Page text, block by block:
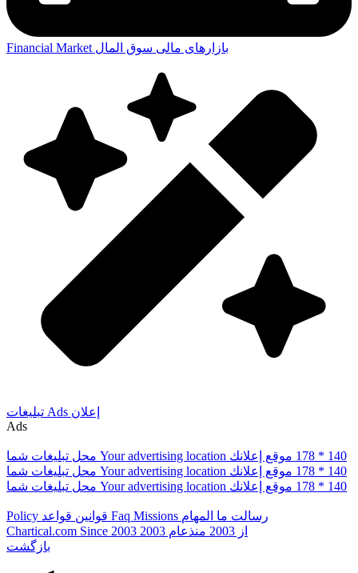
Financial Market بازارهای مالی سوق المال
تبلیغات Ads إعلان
Ads
محل تبلیغات شما Your advertising location موقع إعلانك 178 * 140
محل تبلیغات شما Your advertising location موقع إعلانك 178 * 140
محل تبلیغات شما Your advertising location موقع إعلانك 178 * 140
Policy قوانین قواعد Faq Missions رسالت ما المهام
Chartical.com Since 2003 از 2003
منذعام 2003
بازگشت